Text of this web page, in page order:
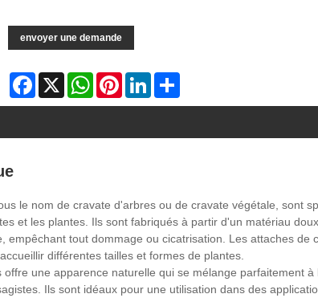
envoyer une demande
Facebook WhatsAppPinterestLinkedIn
le nom de cravate d'arbres ou de cravate végétale, sont
et les plantes. Ils sont fabriqués à partir d'un matériau
tout dommage ou cicatrisation. Les attaches de
différentes tailles et formes de plantes.
une apparence naturelle qui se mélange parfaitement à
Ils sont idéaux pour une utilisation dans des